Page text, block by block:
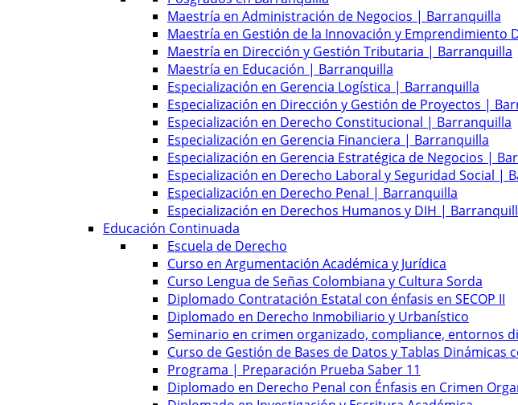
Maestría en Administración de Negocios | Barranquilla
Maestría en Gestión de la Innovación y Emprendimiento
Maestría en Dirección y Gestión Tributaria | Barranquilla
Maestría en Educación | Barranquilla
Especialización en Gerencia Logística | Barranquilla
Especialización en Dirección y Gestión de Proyectos |
Especialización en Derecho Constitucional | Barranquilla
Especialización en Gerencia Financiera | Barranquilla
Especialización en Gerencia Estratégica de Negocios |
Especialización en Derecho Laboral y Seguridad Social |
Especialización en Derecho Penal | Barranquilla
Especialización en Derechos Humanos y DIH |
Educación Continuada
Escuela de Derecho
Curso en Argumentación Académica y Jurídica
Curso Lengua de Señas Colombiana y Cultura Sorda
Diplomado Contratación Estatal con énfasis en SECOP II
Diplomado en Derecho Inmobiliario y Urbanístico
Seminario en crimen organizado, compliance, entornos
Curso de Gestión de Bases de Datos y Tablas Dinámicas
Programa | Preparación Prueba Saber 11
Diplomado en Derecho Penal con Énfasis en Crimen